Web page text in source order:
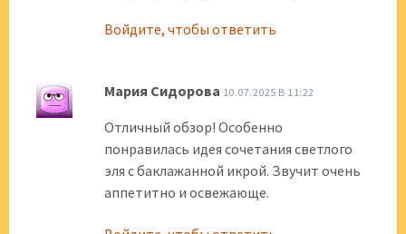
Войдите, чтобы ответить
Мария Сидорова 10.07.2025 В 11:22
Отличный обзор! Особенно
понравилась идея сочетания светлого
эля с баклажанной икрой. Звучит очень
аппетитно и освежающе.